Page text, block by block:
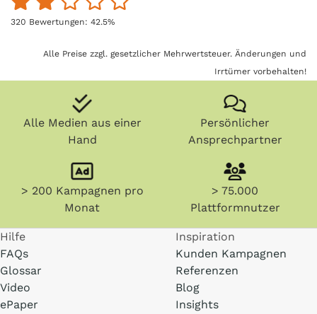
320 Bewertungen: 42.5%
Alle Preise zzgl. gesetzlicher Mehrwertsteuer. Änderungen und
Irrtümer vorbehalten!
Alle Medien aus einer
Hand
Persönlicher
Ansprechpartner
> 200 Kampagnen pro
Monat
> 75.000
Plattformnutzer
Hilfe
FAQs
Glossar
Video
ePaper
Inspiration
Kunden Kampagnen
Referenzen
Blog
Insights